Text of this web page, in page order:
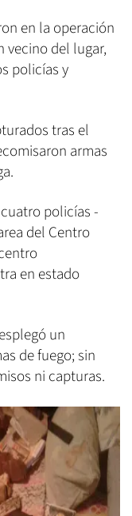
en la operación
vecino del lugar,
policías y
tras el
armas
policías -
del Centro
en estado
un
de fuego; sin
ni capturas.